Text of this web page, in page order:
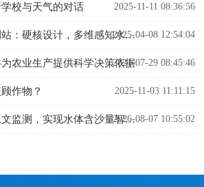
校与天气的对话 2025-11-11 08:36:56
水位雨量流速流量监测站：硬核设计，多维感知水文变化
2025-04-08 12:54:04
农业生产提供科学决策依据2024-07-29 08:45:46
作物？ 2025-11-03 11:11:15
智能光电测沙仪赋能水文监测，实现水体含沙量智能精准管控
2026-08-07 10:55:02